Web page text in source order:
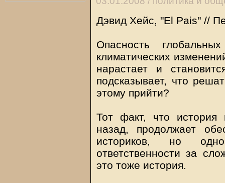
Дэвид Хейс, "El Pais" //
Опасность
климатических
нарастает и
подсказывает, что
этому прийти?
Тот факт, что история
назад, продолжает
историков, но
ответственности за
это тоже история.